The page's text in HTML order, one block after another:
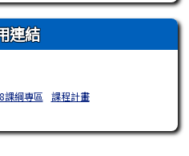
連結
課綱專區 課程計畫